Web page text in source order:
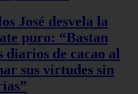
José desvela la
puro: “Bastan
diarios de cacao al
sus virtudes sin